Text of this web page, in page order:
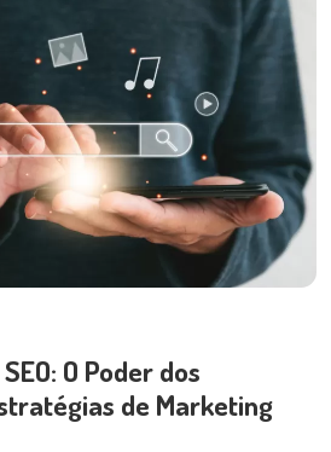
O Poder dos
de Marketing